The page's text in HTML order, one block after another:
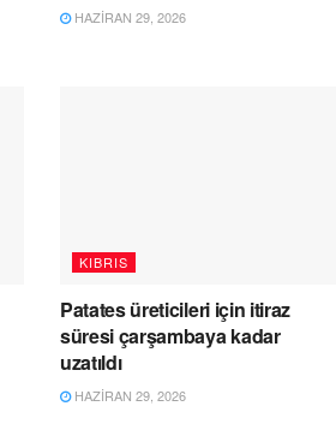
HAZIRAN 29, 2026
KIBRIS
Patates üreticileri için itiraz
süresi çarşambaya kadar
uzatıldı
HAZIRAN 29, 2026